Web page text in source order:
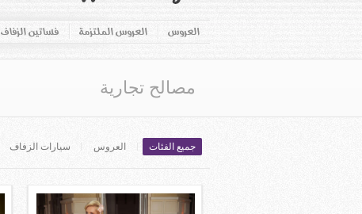
العروس العروس الملتزمة فساتين الزفاف
مصالح تجارية
جميع الفئات العروس سيارات الزفاف